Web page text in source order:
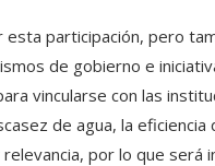
esta participación, pero
de gobierno e
vincularse con las
de agua, la
por lo que será